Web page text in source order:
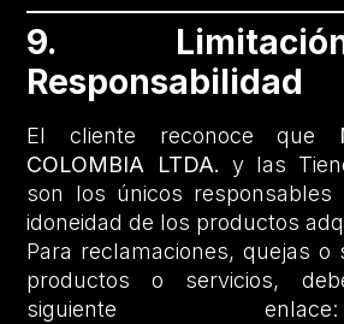
9.
Responsabilidad
El cliente reconoce que
COLOMBIA LTDA. y las
son los únicos
idoneidad de los productos
Para reclamaciones, quejas o
productos o servicios,
siguiente